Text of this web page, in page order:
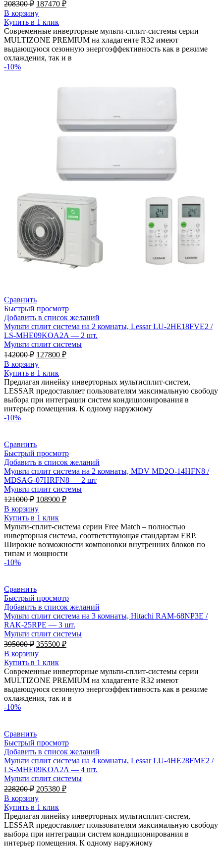
208300₽
цена
составляла
208300 ₽.
187470 ₽
В корзину
Купить в 1 клик
Современные инверторные мульти-сплит-системы серии
MULTIZONE PREMIUM на хладагенте R32 имеют
выдающуюся сезонную энергоэффективность как в режиме
охлаждения, так и в
-10%
Сравнить
Быстрый просмотр
Добавить в список желаний
Мульти сплит система на 2 комнаты, Lessar LU-2HE18FVE2 /
LS-MHE09KOA2A — 2 шт.
Мульти сплит системы
142000₽ Первоначальная
цена
составляла
142000 ₽.
127800 ₽Текущая
В корзину
Купить в 1 клик
Предлагая линейку инверторных мультисплит-систем,
LESSAR предоставляет пользователям максимальную свободу
выбора при интеграции систем кондиционирования в
интерьер помещения. К одному наружному
-10%
Сравнить
Быстрый просмотр
Добавить в список желаний
Мульти сплит система на 2 комнаты, MDV MD2O-14HFN8 /
MDSAG-07HRFN8 — 2 шт
Мульти сплит системы
121000₽ Первоначальная
цена
составляла
121000 ₽.
108900 ₽Текущая
В корзину
Купить в 1 клик
Мульти-сплит-система серии Free Match – полностью
инверторная система, соответствующая стандартам ERP.
Широкие возможности компоновки внутренних блоков по
типам и мощности
-10%
Сравнить
Быстрый просмотр
Добавить в список желаний
Мульти сплит система на 3 комнаты, Hitachi RAM-68NP3E /
RAK-25RPE — 3 шт.
Мульти сплит системы
395000₽ Первоначальная
цена
составляла
395000 ₽.
355500 ₽Текущая
В корзину
Купить в 1 клик
Современные инверторные мульти-сплит-системы серии
MULTIZONE PREMIUM на хладагенте R32 имеют
выдающуюся сезонную энергоэффективность как в режиме
охлаждения, так и в
-10%
Сравнить
Быстрый просмотр
Добавить в список желаний
Мульти сплит система на 4 комнаты, Lessar LU-4HE28FME2 /
LS-MHE09KOA2A — 4 шт.
Мульти сплит системы
228200₽ Первоначальная
цена
составляла
228200 ₽.
205380 ₽Текущая
В корзину
Купить в 1 клик
Предлагая линейку инверторных мультисплит-систем,
LESSAR предоставляет пользователям максимальную свободу
выбора при интеграции систем кондиционирования в
интерьер помещения. К одному наружному